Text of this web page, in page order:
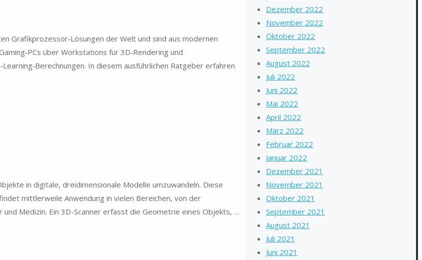
Grafikprozessor‑Lösungen der Welt und sind aus modernen
über Workstations für 3D‑Rendering und
In diesem ausführlichen Ratgeber erfahren
in digitale, dreidimensionale Modelle umzuwandeln. Diese
mittlerweile Anwendung in vielen Bereichen, von der
Medizin. Ein 3D-Scanner erfasst die Geometrie eines Objekts, …
Dezember 2022
November 2022
Oktober 2022
September 2022
August 2022
Juli 2022
Juni 2022
Mai 2022
April 2022
März 2022
Februar 2022
Januar 2022
Dezember 2021
November 2021
Oktober 2021
September 2021
August 2021
Juli 2021
Juni 2021